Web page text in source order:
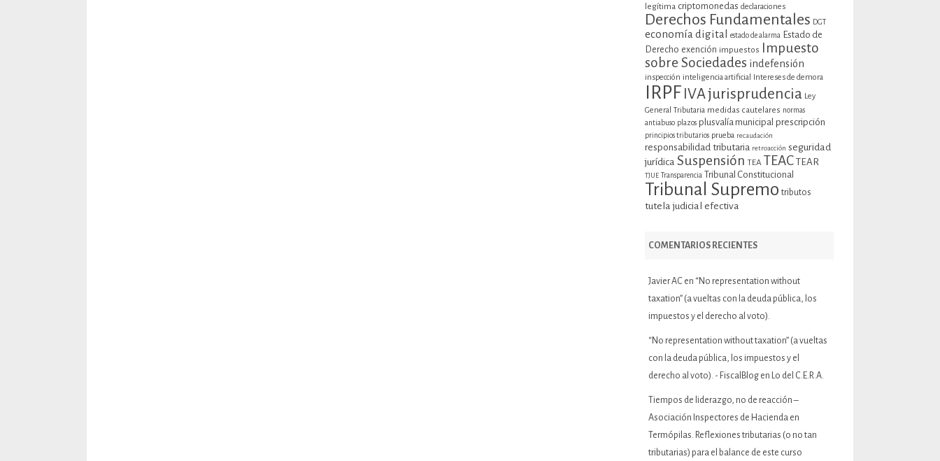
legítima criptomonedas declaraciones
Derechos Fundamentales DGT
economía digital estado de alarma
Estado de
Derecho exención impuestos
Impuesto
sobre Sociedades indefensión
inspección inteligencia artificial Intereses de demora
IRPF IVAjurisprudencia Ley
General Tributaria medidas cautelares normas
antiabuso plazos plusvalía municipal prescripción
principios tributarios prueba recaudación
responsabilidad tributaria retroacción seguridad
jurídica Suspensión TEA TEAC TEAR
TJUE Transparencia Tribunal Constitucional
Tribunal Supremo tributos
tutela judicial efectiva
COMENTARIOS RECIENTES
Javier AC en “No representation without
taxation” (a vueltas con la deuda pública, los
impuestos y el derecho al voto).
“No representation without taxation” (a vueltas
con la deuda pública, los impuestos y el
derecho al voto). - FiscalBlogen Lo del C.E.R.A.
Tiempos de liderazgo, no de reacción –
Asociación Inspectores de Haciendaen
Termópilas. Reflexiones tributarias (o no tan
tributarias) para el balance de este curso